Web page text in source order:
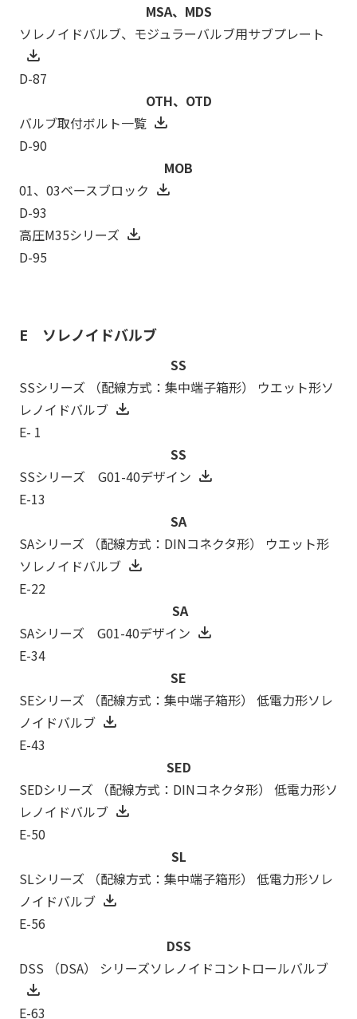
MSA、MDS
ソレノイドバルブ、モジュラーバルブ用サブプレート
D-87
OTH、OTD
バルブ取付ボルト一覧
D-90
MOB
01、03ベースブロック
D-93
高圧M35シリーズ
D-95
E ソレノイドバルブ
SS
SSシリーズ （配線方式：集中端子箱形） ウエット形ソ
レノイドバルブ
E- 1
SS
SSシリーズ G01-40デザイン
E-13
SA
SAシリーズ （配線方式：DINコネクタ形） ウエット形
ソレノイドバルブ
E-22
SA
SAシリーズ G01-40デザイン
E-34
SE
SEシリーズ （配線方式：集中端子箱形） 低電力形ソレ
ノイドバルブ
E-43
SED
SEDシリーズ （配線方式：DINコネクタ形） 低電力形ソ
レノイドバルブ
E-50
SL
SLシリーズ （配線方式：集中端子箱形） 低電力形ソレ
ノイドバルブ
E-56
DSS
DSS （DSA） シリーズソレノイドコントロールバルブ
E-63